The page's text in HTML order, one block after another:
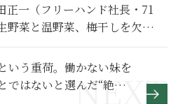
正一（フリーハンド社長・71
野菜と温野菜、梅干しを欠か
いう重荷。働かない妹を
ではないと選んだ“絶